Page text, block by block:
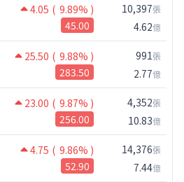
4.05 ( 9.89% )
45.00
10,397張
4.62億
25.50 ( 9.88% )
283.50
991張
2.77億
23.00 ( 9.87% )
256.00
4,352張
10.83億
4.75 ( 9.86% )
52.90
14,376張
7.44億